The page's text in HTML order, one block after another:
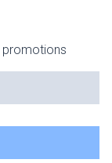
promotions